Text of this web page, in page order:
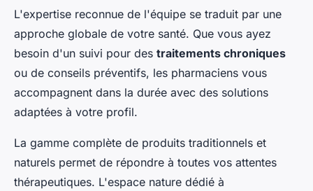
L'expertise reconnue de l'équipe se traduit par une
approche globale de votre santé. Que vous ayez
besoin d'un suivi pour des traitements chroniques
ou de conseils préventifs, les pharmaciens vous
accompagnent dans la durée avec des solutions
adaptées à votre profil.
La gamme complète de produits traditionnels et
naturels permet de répondre à toutes vos attentes
thérapeutiques. L'espace nature dédié à